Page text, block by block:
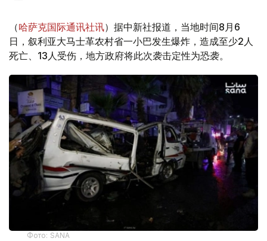
（哈萨克国际通讯社讯）据中新社报道，当地时间8月6
日，叙利亚大马士革农村省一小巴发生爆炸，造成至少2人
死亡、13人受伤，地方政府将此次袭击定性为恐袭。
Фото: SANA